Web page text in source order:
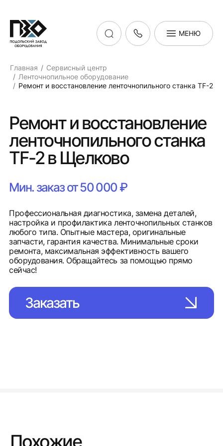
МЕНЮ
Главная
Сервисный центр
Ленточнопильное оборудование
Ремонт и восстановление ленточнопильного станка ТF-2
Ремонт и восстановление
ленточнопильного станка
ТF-2 в Щелково
Мин. заказ от 50 000 ₽
Профессиональная диагностика, замена деталей,
настройка и профилактика ленточнопильных станков
любого типа. Опытные мастера, оригинальные
запчасти, гарантия качества. Минимальные сроки
ремонта, максимальная эффективность вашего
оборудования. Обращайтесь за помощью прямо
сейчас!
Заказать
Похожие